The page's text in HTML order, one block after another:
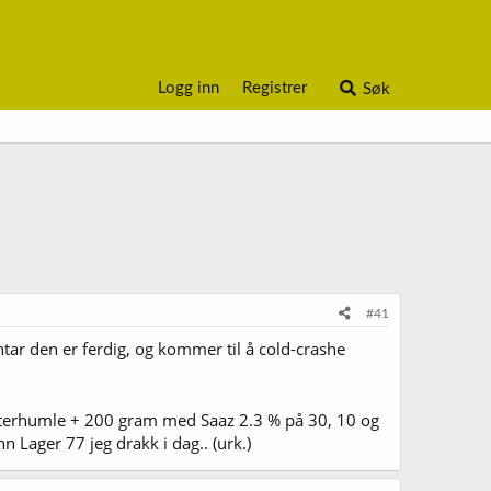
Logg inn Registrer Søk
#41
den er ferdig, og kommer til å cold-crashe
+ 200 gram med Saaz 2.3 % på 30, 10 og
Lager 77 jeg drakk i dag.. (urk.)